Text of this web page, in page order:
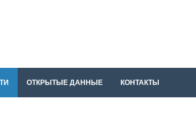
ОТКРЫТЫЕ ДАННЫЕ КОНТАКТЫ